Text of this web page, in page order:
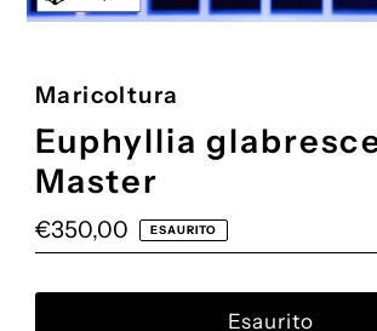
Maricoltura
Euphyllia
Master
Prezzo
di
listino
€350,00 ESAURITO